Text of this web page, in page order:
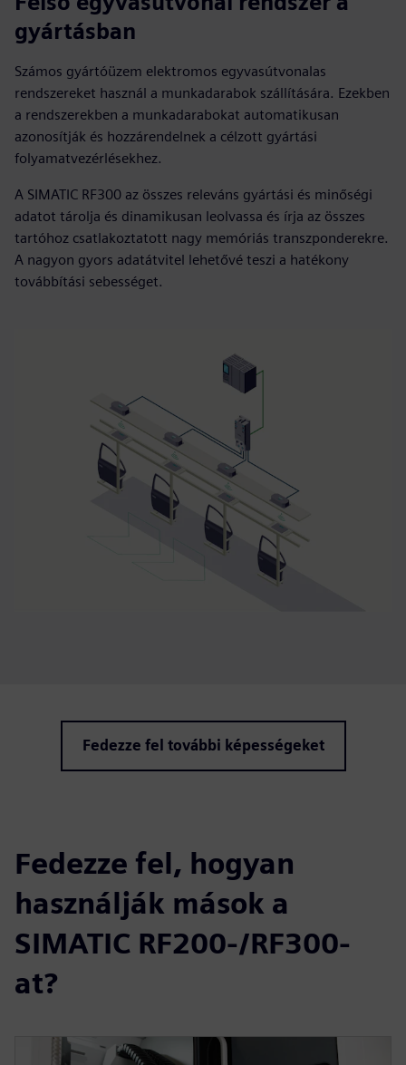
gyártásban
Számos gyártóüzem elektromos egyvasútvonalas
rendszereket használ a munkadarabok szállítására. Ezekben
a rendszerekben a munkadarabokat automatikusan
azonosítják és hozzárendelnek a célzott gyártási
folyamatvezérlésekhez.
A SIMATIC RF300 az összes releváns gyártási és minőségi
adatot tárolja és dinamikusan leolvassa és írja az összes
tartóhoz csatlakoztatott nagy memóriás transzponderekre.
A nagyon gyors adatátvitel lehetővé teszi a hatékony
továbbítási sebességet.
Fedezze fel további képességeket
Fedezze fel, hogyan
használják mások a
SIMATIC RF200-/RF300-
at?